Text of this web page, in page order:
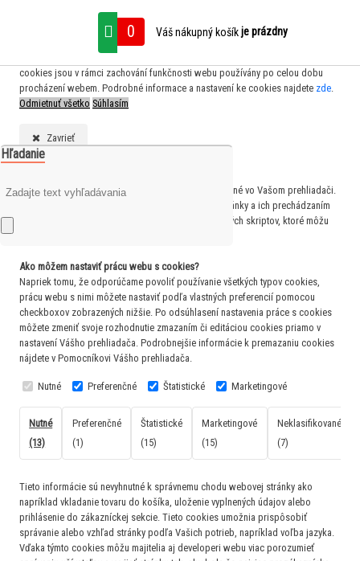
S cílem usnadnit uživatelům používat naše webové stránky využíváme cookies.
Kliknutím na tlačítko "Souhlasím" souhlasíte s použitím preferenčních,
cookies jsou v rámci zachování funkčnosti webu používány po celou dobu
procházení webem. Podrobné informace a nastavení ke cookies najdete zde.
Odmietnuť všetko Súhlasím
Zavrieť
Cookies sú krátke textové informácie, ktoré sú uložené vo Vašom prehliadači.
Tieto informácie bežne používajú všetky webové stránky a ich prechádzaním
dochádza k ukladaniu cookies. Pomocou partnerských skriptov, ktoré môžu
Ako môžem nastaviť prácu webu s cookies?
Napriek tomu, že odporúčame povoliť používanie všetkých typov cookies,
prácu webu s nimi môžete nastaviť podľa vlastných preferencií pomocou
checkboxov zobrazených nižšie. Po odsúhlasení nastavenia práce s cookies
môžete zmeniť svoje rozhodnutie zmazaním či editáciou cookies priamo v
nastavení Vášho prehliadača. Podrobnejšie informácie k premazaniu cookies
nájdete v Pomocníkovi Vášho prehliadača.
Nutné Preferenčné Štatistické Marketingové
Nutné
(13)
Preferenčné
(1)
Štatistické
(15)
Marketingové
(15)
Neklasifikované
(7)
Tieto informácie sú nevyhnutné k správnemu chodu webovej stránky ako
napríklad vkladanie tovaru do košíka, uloženie vyplnených údajov alebo
prihlásenie do zákazníckej sekcie. Tieto cookies umožnia prispôsobiť
správanie alebo vzhľad stránky podľa Vašich potrieb, napríklad voľba jazyka.
Vďaka týmto cookies môžu majitelia aj developeri webu viac porozumieť
Hľadanie
0 Váš nákupný košíkje prázdny